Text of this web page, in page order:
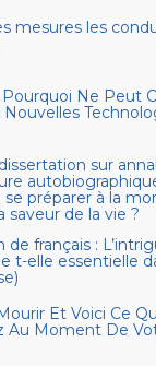
mesures les
Ne Peut
Nouvelles
sur
préparer à la
saveur de la vie ?
de français :
t-elle essentielle
Et Voici Ce
Au Moment De